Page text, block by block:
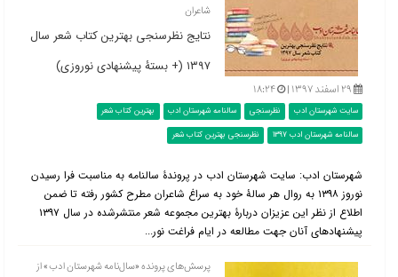
شاعران
نتایج نظرسنجی بهترین کتاب شعر سال
۱۳۹۷ (+ بستۀ پیشنهادی نوروزی)
۲۹ اسفند ۱۳۹۷ | ۱۸:۲۴
سایت شهرستان ادب نظرسنجی سالنامه شهرستان ادب
بهترین کتاب شعر
سالنامه شهرستان ادب 1397
نظرسنجی بهترین کتاب شعر
شهرستان ادب: سایت شهرستان ادب در پروندۀ سالنامه به مناسبت فرا رسیدن
نوروز ۱۳۹۸ به روال هر سالۀ خود به سراغ شاعران مطرح کشور رفته تا ضمن
اطلاع از نظر این عزیزان دربارۀ بهترین مجموعه شعر منتشرشده در سال ۱۳۹۷
پیشنهادهای آنان جهت مطالعه در ایام فراغت نور...
پرسش‌های پرونده «سال‌نامه شهرستان ادب» از